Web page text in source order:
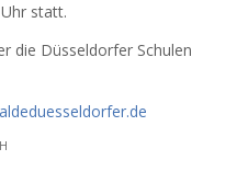
statt.
die Düsseldorfer Schulen